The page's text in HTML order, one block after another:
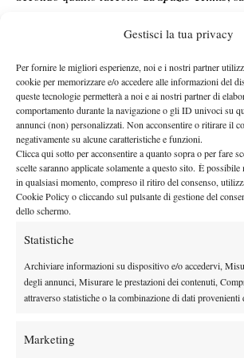
Gestisci la tua privacy
Per fornire le migliori esperienze, noi e i nostri partner
cookie per memorizzare e/o accedere alle informazioni del
queste tecnologie permetterà a noi e ai nostri partner di
comportamento durante la navigazione o gli ID univoci su
annunci (non) personalizzati. Non acconsentire o ritirare il
negativamente su alcune caratteristiche e funzioni.
Clicca qui sotto per acconsentire a quanto sopra o per fare
scelte saranno applicate solamente a questo sito. È
in qualsiasi momento, compreso il ritiro del consenso,
Cookie Policy o cliccando sul pulsante di gestione del
dello schermo.
Statistiche
Archiviare informazioni su dispositivo e/o accedervi,
degli annunci, Misurare le prestazioni dei contenuti,
attraverso statistiche o la combinazione di dati provenienti
Marketing
cadetto del Masters 1000 romano. Dopo un
come su Francesco Maestrelli, l’allievo del
farà quindi il suo esordio nelle qualificazioni
capitolino.
TAGGED:Primo Piano
DI TENDENZA